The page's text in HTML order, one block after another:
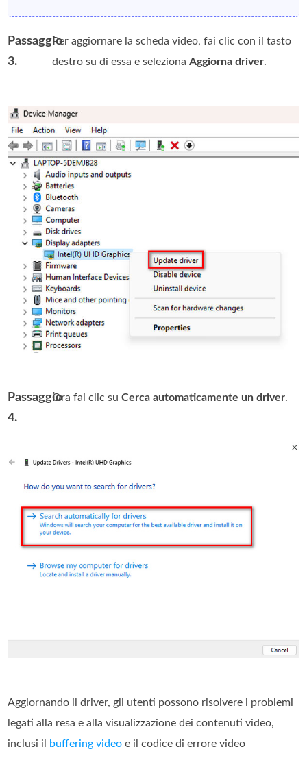
Passaggio
3.
Per aggiornare la scheda video, fai clic con il tasto
destro su di essa e selezionaAggiorna driver.
Passaggio
4.
Ora fai clic suCerca automaticamente un driver.
Aggiornando il driver, gli utenti possono risolvere i problemi
legati alla resa e alla visualizzazione dei contenuti video,
inclusi il
buffering video e il codice di errore video